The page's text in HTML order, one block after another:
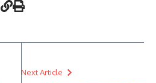
Next Article